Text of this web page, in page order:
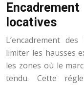
locatives
L’encadrement
limiter les hausses
les zones où le
tendu. Cette